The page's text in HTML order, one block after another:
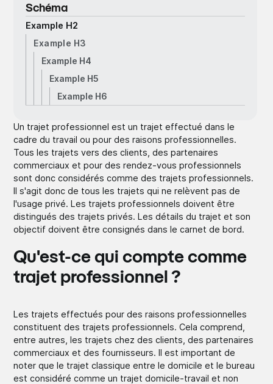
Schéma
Example H2
Example H3
Example H4
Example H5
Example H6
Un trajet professionnel est un trajet effectué dans le
cadre du travail ou pour des raisons professionnelles.
Tous les trajets vers des clients, des partenaires
commerciaux et pour des rendez-vous professionnels
sont donc considérés comme des trajets professionnels.
Il s'agit donc de tous les trajets qui ne relèvent pas de
l'usage privé. Les trajets professionnels doivent être
distingués des trajets privés. Les détails du trajet et son
objectif doivent être consignés dans le carnet de bord.
Qu'est-ce qui compte comme
trajet professionnel ?
Les trajets effectués pour des raisons professionnelles
constituent des trajets professionnels. Cela comprend,
entre autres, les trajets chez des clients, des partenaires
commerciaux et des fournisseurs. Il est important de
noter que le trajet classique entre le domicile et le bureau
est considéré comme un trajet domicile-travail et non